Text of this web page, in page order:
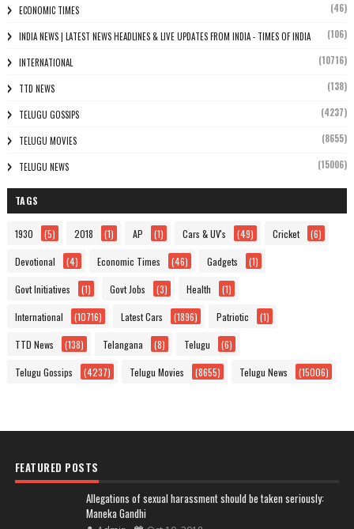
ECONOMIC TIMES (46)
INDIA NEWS | LATEST NEWS HEADLINES & LIVE UPDATES FROM INDIA - TIMES OF INDIA (106)
INTERNATIONAL (10716)
TTD NEWS (138)
TELUGU GOSSIPS (4237)
TELUGU MOVIES (8655)
TELUGU NEWS (15006)
TAGS
1930 (5) 2018 (1) AP (1) Cars & UV's (49) Cricket (6)
Devotional (4) Economic Times (46) Gadgets (1)
Govt Initiatives (1) Govt Jobs (3) Health (1)
International (10716) Latest Cars (1896) Patriotic (1)
TTD News (138) Telangana (8) Telugu (6)
Telugu Gossips (4237) Telugu Movies (8655) Telugu News (15006)
FEATURED POSTS
Allegations of sexual harassment should be taken seriously:
Maneka Gandhi